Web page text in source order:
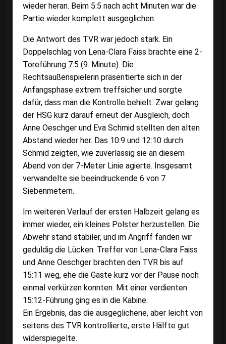
wieder heran. Beim 5:5 nach acht Minuten war die
Partie wieder komplett ausgeglichen.
Die Antwort des TVR war jedoch stark. Ein
Doppelschlag von Lena-Clara Faiss brachte eine 2-
Toreführung 7:5 (9. Minute). Die
Rechtsaußenspielerin präsentierte sich in der
Anfangsphase extrem treffsicher und sorgte
dafür, dass man die Kontrolle behielt. Zwar gelang
der HSG kurz darauf erneut der Ausgleich, doch
Anne Oeschger und Eva Schmid stellten den alten
Abstand wieder her. Das 10:9 und 12:10 durch
Schmid zeigten, wie zuverlässig sie an diesem
Abend von der 7-Meter Linie agierte. Insgesamt
verwandelte sie beeindruckende 6 von 7
Siebenmetern.
Im weiteren Verlauf der ersten Halbzeit gelang es
immer wieder, ein kleines Polster herzustellen. Die
Abwehr stand stabiler, und im Angriff fanden wir
geduldig die Lücken. Treffer von Lena-Clara Faiss
und Anne Oeschger brachten den TVR bis auf
15:11 weg, ehe die Gäste kurz vor der Pause noch
einmal verkürzen konnten. Mit einer verdienten
15:12-Führung ging es in die Kabine.
Ein Ergebnis, das die ausgeglichene, aber leicht von
seitens des TVR kontrollierte, erste Hälfte gut
widerspiegelte.